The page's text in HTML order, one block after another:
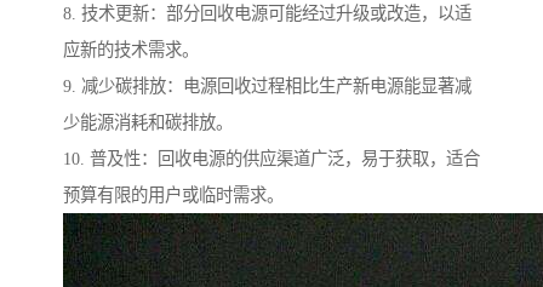
8. 技术更新：部分回收电源可能经过升级或改造，以适
应新的技术需求。
9. 减少碳排放：电源回收过程相比生产新电源能显著减
少能源消耗和碳排放。
10. 普及性：回收电源的供应渠道广泛，易于获取，适合
预算有限的用户或临时需求。